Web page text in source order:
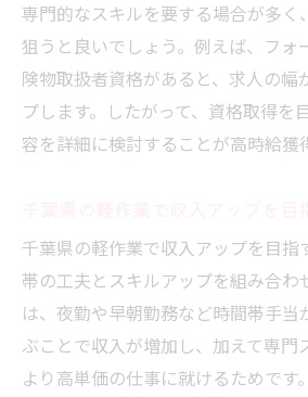
専門的なスキルを要する場合が多く
狙うと良いでしょう。例えば、フォ
険物取扱者資格があると、求人の幅
プします。したがって、資格取得を
容を詳細に検討することが高時給獲
千葉県の軽作業で収入アップを目指
帯の工夫とスキルアップを組み合わ
は、夜勤や早朝勤務など時間帯手
ぶことで収入が増加し、加えて専門
より高単価の仕事に就けるためです